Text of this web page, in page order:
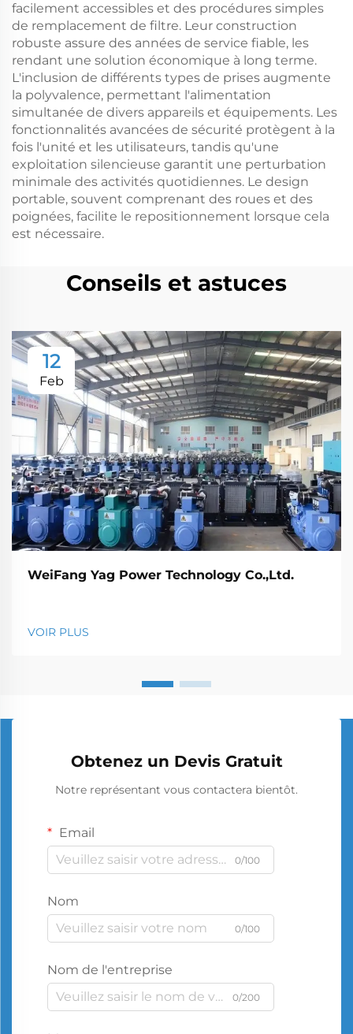
facilement accessibles et des procédures simples
de remplacement de filtre. Leur construction
robuste assure des années de service fiable, les
rendant une solution économique à long terme.
L'inclusion de différents types de prises augmente
la polyvalence, permettant l'alimentation
simultanée de divers appareils et équipements. Les
fonctionnalités avancées de sécurité protègent à la
fois l'unité et les utilisateurs, tandis qu'une
exploitation silencieuse garantit une perturbation
minimale des activités quotidiennes. Le design
portable, souvent comprenant des roues et des
poignées, facilite le repositionnement lorsque cela
est nécessaire.
Conseils et astuces
12
Feb
WeiFang Yag Power Technology Co.,Ltd.
VOIR PLUS
Obtenez un Devis Gratuit
Notre représentant vous contactera bientôt.
Email
0/100
Nom
0/100
Nom de l'entreprise
0/200